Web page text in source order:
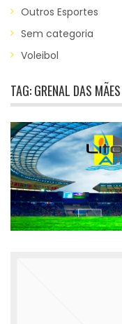
Outros Esportes
Sem categoria
Voleibol
TAG:GRENAL DAS MÃES